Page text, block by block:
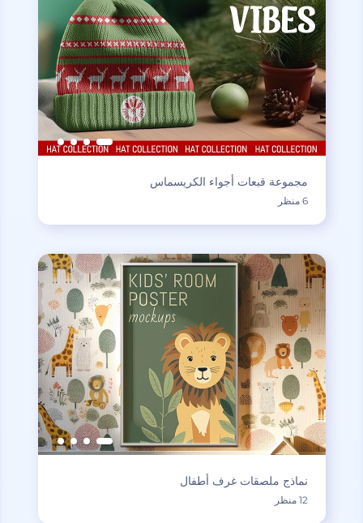
مجموعة قبعات أجواء الكريسماس
6 منظر
نماذج ملصقات غرف أطفال
12 منظر